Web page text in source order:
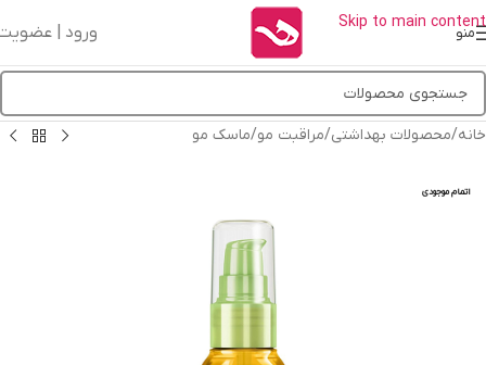
Skip to main content
منو ورود |
خانه/محصولات بهداشتی/مراقبت مو/ماسک مو
اتمام موجودی